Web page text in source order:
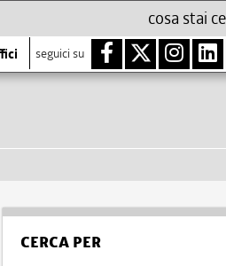
seguici su
CERCA PER